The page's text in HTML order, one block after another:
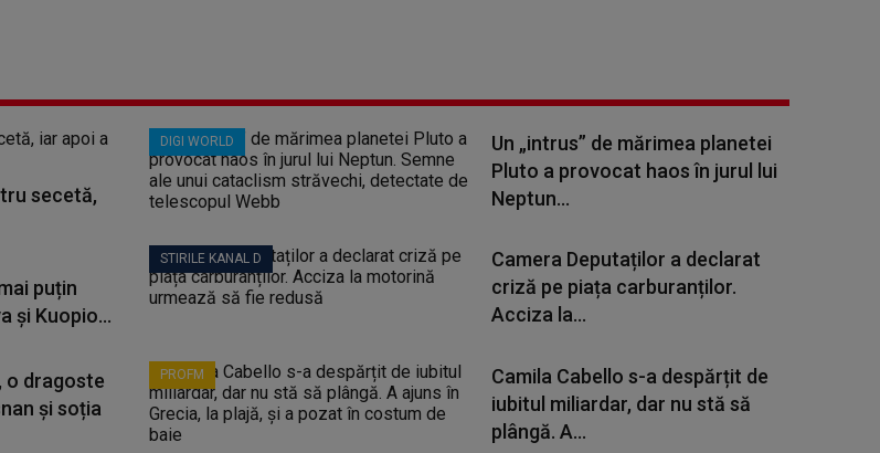
secetă,
puțin
și Kuopio...
o dragoste
și soția
DIGI WORLD
Un „intrus” de mărimea planetei
Pluto a provocat haos în jurul lui
Neptun...
STIRILE KANAL D
Camera Deputaților a declarat
criză pe piața carburanților.
Acciza la...
PROFM
Camila Cabello s-a despărțit de
iubitul miliardar, dar nu stă să
plângă. A...